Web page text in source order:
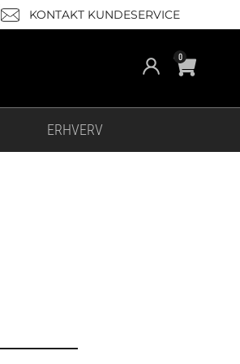
KONTAKT KUNDESERVICE
0
Cart
ERHVERV